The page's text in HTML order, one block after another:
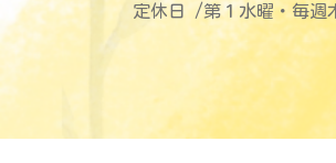
定休日 /第１水曜・毎週